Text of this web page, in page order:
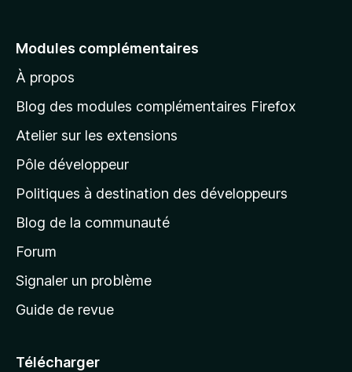
e
à
l
p
a
g
d
a
c
e
Modules complémentaires
À propos
Blog des modules complémentaires Firefox
Atelier sur les extensions
Pôle développeur
Politiques à destination des développeurs
Blog de la communauté
Forum
Signaler un problème
Guide de revue
Télécharger